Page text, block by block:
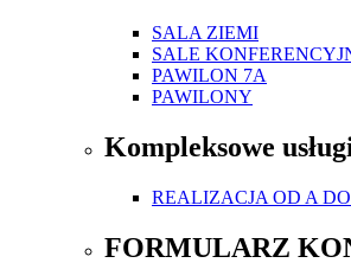
SALA ZIEMI
SALE
PAWILON 7A
PAWILONY
Kompleksowe
REALIZACJA OD A
FORMULARZ